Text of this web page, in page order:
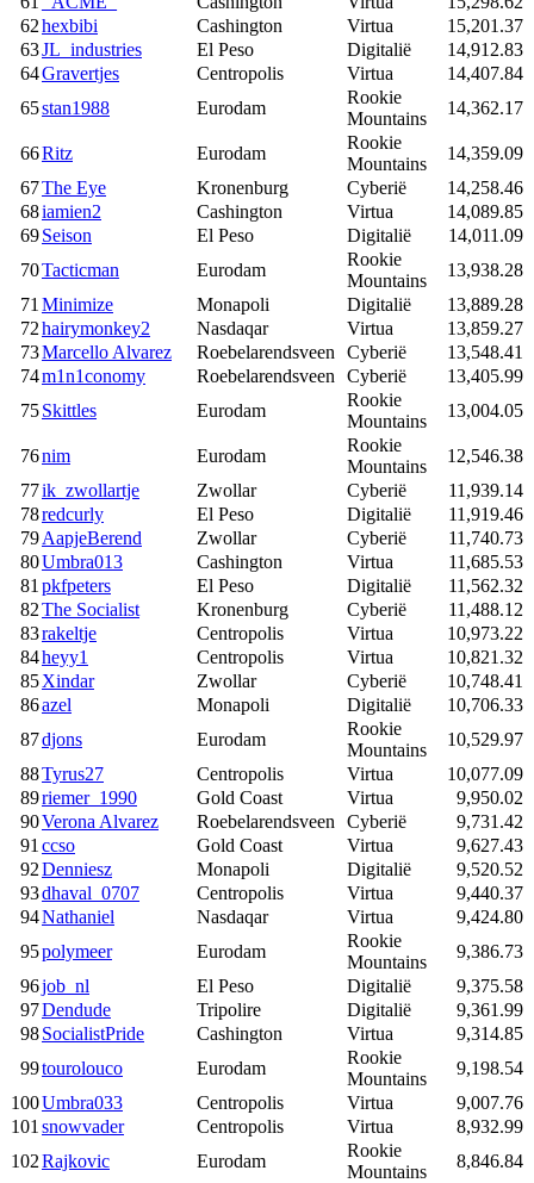
62hexbibi Cashington Virtua
15,201.37
63JL_industries El Peso Digitalië
14,912.83
64Gravertjes Centropolis Virtua
14,407.84
65stan1988 Eurodam
Rookie
Mountains
14,362.17
66Ritz Eurodam
Rookie
Mountains
14,359.09
67The Eye Kronenburg Cyberië
14,258.46
68iamien2 Cashington Virtua
14,089.85
69Seison El Peso Digitalië
14,011.09
70Tacticman Eurodam
Rookie
Mountains
13,938.28
71 Minimize Monapoli Digitalië
13,889.28
72hairymonkey2 Nasdaqar Virtua
13,859.27
73Marcello Alvarez Roebelarendsveen Cyberië
13,548.41
74m1n1conomy Roebelarendsveen Cyberië
13,405.99
75Skittles Eurodam
Rookie
Mountains
13,004.05
76nim Eurodam
Rookie
Mountains
12,546.38
77ik_zwollartje Zwollar Cyberië
11,939.14
78redcurly El Peso Digitalië
11,919.46
79AapjeBerend Zwollar Cyberië
11,740.73
80Umbra013 Cashington Virtua
11,685.53
81 pkfpeters El Peso Digitalië
11,562.32
82The Socialist Kronenburg Cyberië
11,488.12
83rakeltje Centropolis Virtua
10,973.22
84heyy1 Centropolis Virtua
10,821.32
85Xindar Zwollar Cyberië
10,748.41
86azel Monapoli Digitalië
10,706.33
87djons Eurodam
Rookie
Mountains
10,529.97
88Tyrus27 Centropolis Virtua
10,077.09
89riemer_1990 Gold Coast Virtua
9,950.02
90Verona Alvarez Roebelarendsveen Cyberië
9,731.42
91 ccso Gold Coast Virtua
9,627.43
92Denniesz Monapoli Digitalië
9,520.52
93dhaval_0707 Centropolis Virtua
9,440.37
94Nathaniel Nasdaqar Virtua
9,424.80
95polymeer Eurodam
Rookie
Mountains
9,386.73
96job_nl El Peso Digitalië
9,375.58
97Dendude Tripolire Digitalië
9,361.99
98SocialistPride Cashington Virtua
9,314.85
99tourolouco Eurodam
Rookie
Mountains
9,198.54
100Umbra033 Centropolis Virtua
9,007.76
101 snowvader Centropolis Virtua
8,932.99
102Rajkovic Eurodam
Rookie
Mountains
8,846.84